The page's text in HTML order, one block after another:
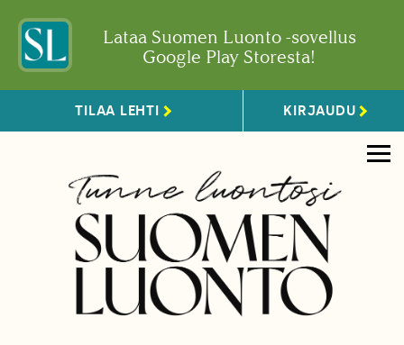
Lataa Suomen Luonto -sovellus
Google Play Storesta!
TILAA LEHTI KIRJAUDU